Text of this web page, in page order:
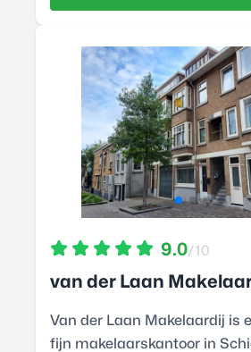
9.0/10
van der Laan
Van der Laan Makelaardij is
fijn makelaarskantoor in